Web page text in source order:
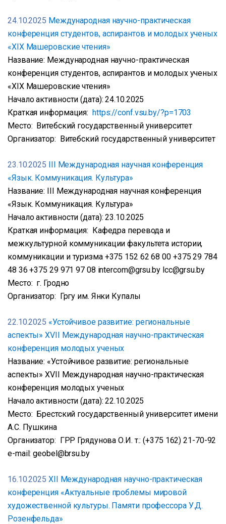
24.10.2025 Международная научно-практическая
конференция студентов, аспирантов и молодых ученых
«XIX Машеровские чтения»
Название: Международная научно-практическая
конференция студентов, аспирантов и молодых ученых
«XIX Машеровские чтения»
Начало активности (дата): 24.10.2025
Краткая информация: https://conf.vsu.by/?p=1703
Место: Витебский государственный университет
Организатор: Витебский государственный университет
23.10.2025 III Международная научная конференция
«Язык. Коммуникация. Культура»
Название: III Международная научная конференция
«Язык. Коммуникация. Культура»
Начало активности (дата): 23.10.2025
Краткая информация: Кафедра перевода и
межкультурной коммуникации факультета истории,
коммуникации и туризма +375 152 62 68 00 +375 29 784
48 36 +375 29 971 97 08 intercom@grsu.by lcc@grsu.by
Место: г. Гродно
Организатор: Гргу им. Янки Купалы
22.10.2025 «Устойчивое развитие: региональные
аспекты» XVII Международная научно-практическая
конференция молодых ученых
Название: «Устойчивое развитие: региональные
аспекты» XVII Международная научно-практическая
конференция молодых ученых
Начало активности (дата): 22.10.2025
Место: Брестский государственный университет имени
А.С. Пушкина
Организатор: ГРР Грядунова О.И. т.: (+375 162) 21-70-92
e-mail: geobel@brsu.by
16.10.2025 XІІ Международная научно-практическая
конференция «Актуальные проблемы мировой
художественной культуры. Памяти профессора У.Д.
Розенфельда»